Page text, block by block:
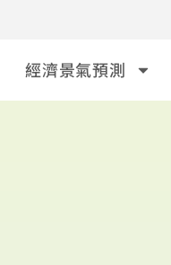
經濟景氣預測